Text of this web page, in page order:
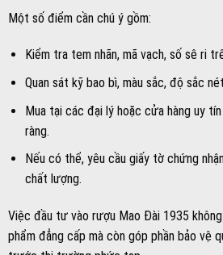
Một số điểm cần chú ý gồm:
Kiểm tra tem nhãn, mã vạch, số sê ri
Quan sát kỹ bao bì, màu sắc, độ sắc
Mua tại các đại lý hoặc cửa hàng uy
ràng.
Nếu có thể, yêu cầu giấy tờ chứng
chất lượng.
Việc đầu tư vào rượu Mao Đài 1935
phẩm đẳng cấp mà còn góp phần bảo vệ